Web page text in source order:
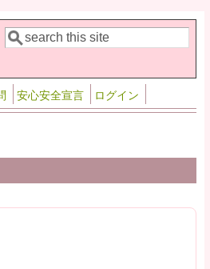
検索フォーム
検索
安心安全宣言 ログイン